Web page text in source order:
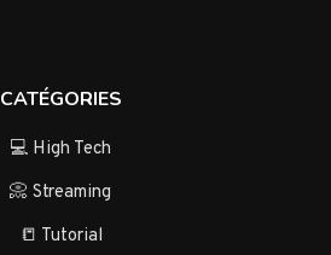
CATÉGORIES
💻 High Tech
📀 Streaming
📒 Tutorial